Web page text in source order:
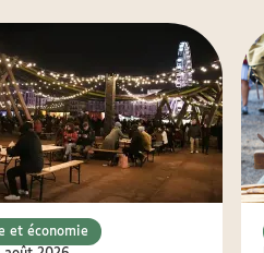
et économie